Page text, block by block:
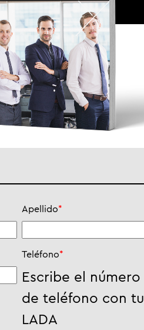
Apellido*
Teléfono*
Escribe el número
de teléfono con tu
LADA